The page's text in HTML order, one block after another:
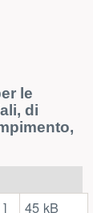
le
di
]
45 kB